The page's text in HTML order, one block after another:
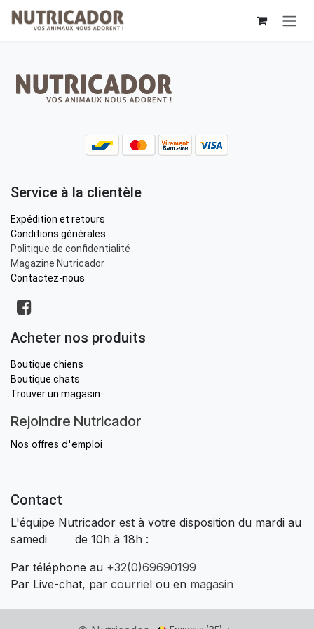
Se rendre au contenu
Service à la clientèle
Expédition et retours
Conditions générales
Politique de confidentialité
Magazine Nutricador
Contactez-nous
Acheter nos produits
Boutique chiens
Boutique chats
Trouver un magasin
Rejoindre Nutricador
Nos offres d'emploi
Contact
L'équipe Nutricador est à votre disposition du mardi au
samedi de 10h à 18h :
Par téléphone au +32(0)69690199
Par Live-chat, par courriel ou en magasin